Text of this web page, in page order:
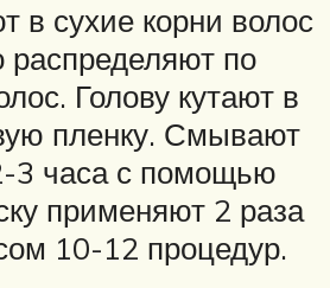
в сухие корни волос
распределяют по
Голову кутают в
пленку. Смывают
3 часа с помощью
применяют 2 раза
10-12 процедур.